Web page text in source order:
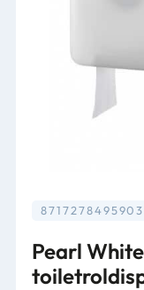
8717278495903
Pearl